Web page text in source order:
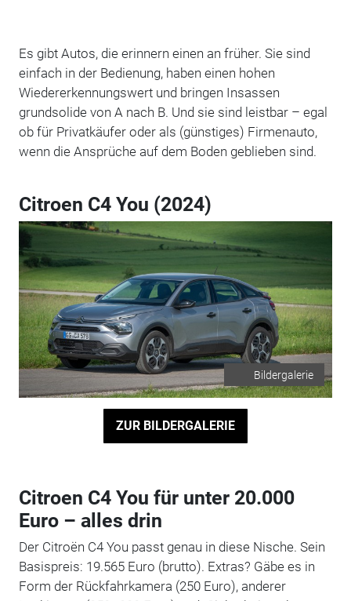
Es gibt Autos, die erinnern einen an früher. Sie sind
einfach in der Bedienung, haben einen hohen
Wiedererkennungswert und bringen Insassen
grundsolide von A nach B. Und sie sind leistbar – egal
ob für Privatkäufer oder als (günstiges) Firmenauto,
wenn die Ansprüche auf dem Boden geblieben sind.
Citroen C4 You (2024)
Bildergalerie
ZUR BILDERGALERIE
Citroen C4 You für unter 20.000
Euro – alles drin
Der Citroën C4 You passt genau in diese Nische. Sein
Basispreis: 19.565 Euro (brutto). Extras? Gäbe es in
Form der Rückfahrkamera (250 Euro), anderer